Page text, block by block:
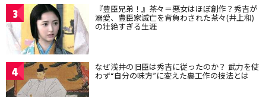
3 『豊臣兄弟！』茶々＝悪女はほぼ創作？秀吉が
溺愛、豊臣家滅亡を背負わされた茶々(井上和)
の壮絶すぎる生涯
4 なぜ浅井の旧臣は秀吉に従ったのか？ 武力を使
わず“自分の味方”に変えた裏工作の技法とは